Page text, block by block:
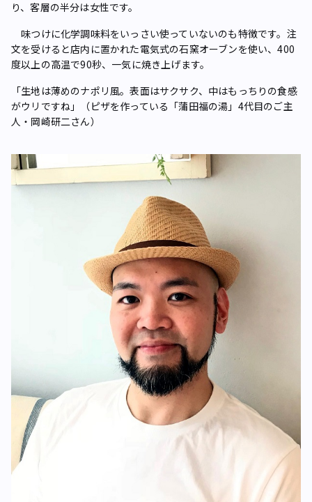
り、客層の半分は女性です。
味つけに化学調味料をいっさい使っていないのも特徴です。注
文を受けると店内に置かれた電気式の石窯オーブンを使い、400
度以上の高温で90秒、一気に焼き上げます。
「生地は薄めのナポリ風。表面はサクサク、中はもっちりの食感
がウリですね」（ピザを作っている「蒲田福の湯」4代目のご主
人・岡崎研二さん）